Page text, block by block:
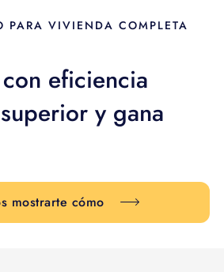
PARA VIVIENDA COMPLETA
eficiencia
y gana
mostrarte cómo